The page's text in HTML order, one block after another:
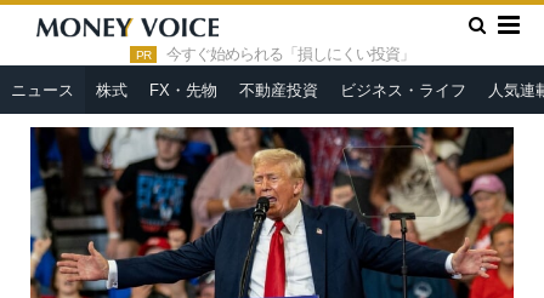
PR 今すぐ始められる「損しにくい投資」
ニュース 株式 FX・先物 不動産投資 ビジネス・ライフ 人気連
HOME » ニュース »
トランプ敗北？米大統領選の歴史データ
「13のキーワード」が示す結末。番狂わせなら経済停滞、日本へ影